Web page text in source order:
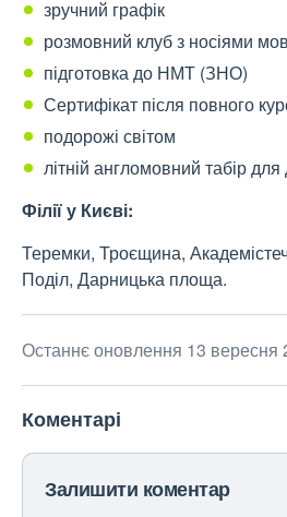
зручний графік
розмовний клуб з носіями
підготовка до НМТ (ЗНО)
Сертифікат після повного
подорожі світом
літній англомовний табір для
Філії у Києві:
Теремки, Троєщина,
Поділ, Дарницька площа.
Останнє оновлення 13 вересня
Коментарі
Залишити коментар